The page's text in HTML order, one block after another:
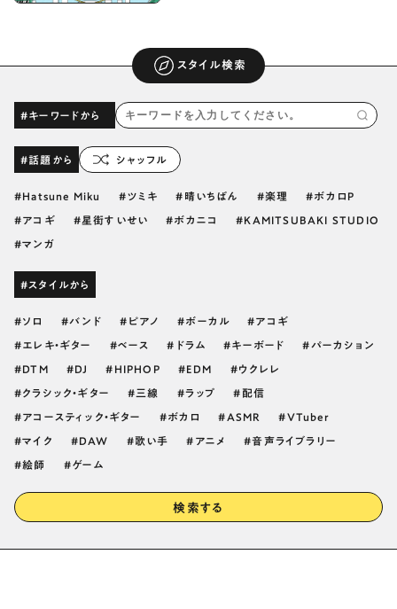
スタイル検索
#キーワードから
#話題から シャッフル
Hatsune Miku ツミキ 晴いちばん 楽理 ボカロP
アコギ 星街すいせい ボカニコ KAMITSUBAKI STUDIO
マンガ
#スタイルから
ソロ バンド ピアノ ボーカル アコギ
エレキ・ギター ベース ドラム キーボード パーカション
DTM DJ HIPHOP EDM ウクレレ
クラシック・ギター 三線 ラップ 配信
アコースティック・ギター ボカロ ASMR VTuber
マイク DAW 歌い手 アニメ 音声ライブラリー
絵師 ゲーム
検索する